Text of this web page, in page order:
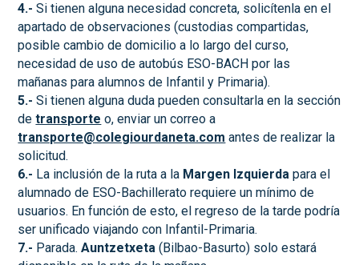
4.- Si tienen alguna necesidad concreta, solicítenla en el
apartado de observaciones (custodias compartidas,
posible cambio de domicilio a lo largo del curso,
necesidad de uso de autobús ESO-BACH por las
mañanas para alumnos de Infantil y Primaria).
5.- Si tienen alguna duda pueden consultarla en la sección
detransporte o, enviar un correo a
transporte@colegiourdaneta.com antes de realizar la
solicitud.
6.- La inclusión de la ruta a la Margen Izquierda para el
alumnado de ESO-Bachillerato requiere un mínimo de
usuarios. En función de esto, el regreso de la tarde podría
ser unificado viajando con Infantil-Primaria.
7.- Parada.Auntzetxeta (Bilbao-Basurto) solo estará